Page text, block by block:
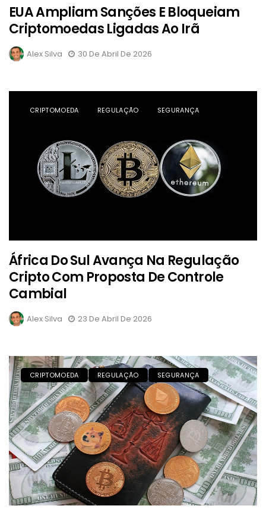
EUA Ampliam Sanções E Bloqueiam
Criptomoedas Ligadas Ao Irã
Alex Silva 30 De Abril De 2026
CRIPTOMOEDA REGULAÇÃO SEGURANÇA
África Do Sul Avança Na Regulação
Cripto Com Proposta De Controle
Cambial
Alex Silva 23 De Abril De 2026
CRIPTOMOEDA REGULAÇÃO SEGURANÇA